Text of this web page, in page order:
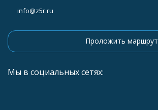
info@z5r.ru
Проложить маршрут
Мы в социальных сетях: